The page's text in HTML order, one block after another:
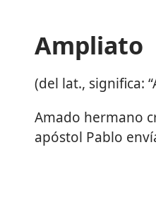
Ampliato
(del lat., significa:
Amado hermano
apóstol Pablo